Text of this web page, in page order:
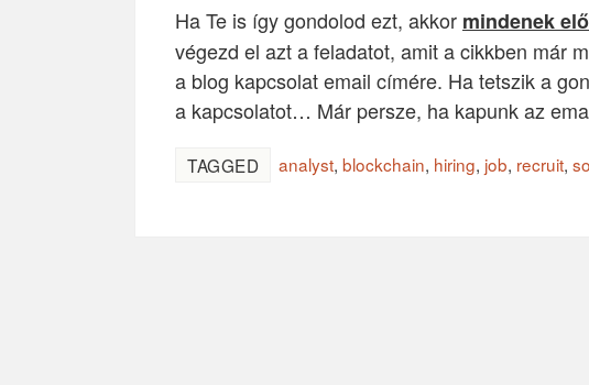
Ha Te is így gondolod ezt, akkor mindenek
végezd el azt a feladatot, amit a cikkben már
a blog kapcsolat email címére. Ha tetszik a
a kapcsolatot… Már persze, ha kapunk az
TAGGED analyst, blockchain, hiring, job, recruit,